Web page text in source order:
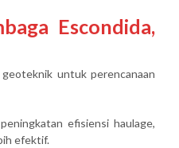
Escondida,
untuk perencanaan
efisiensi haulage,
efektif.